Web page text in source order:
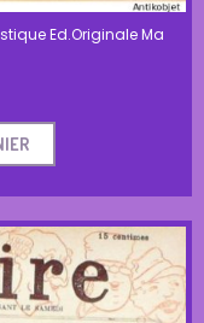
Ed.Originale Ma